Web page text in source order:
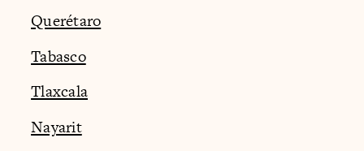
Querétaro
Tabasco
Tlaxcala
Nayarit